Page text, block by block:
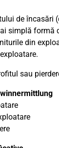
de încasări
simplă formă
din
sau